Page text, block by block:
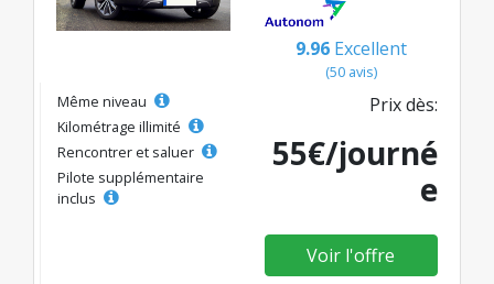
9.96 Excellent
(50 avis)
Même niveau
Kilométrage illimité
Rencontrer et saluer
Pilote supplémentaire
inclus
Prix dès:
55€/journé
e
Voir l'offre